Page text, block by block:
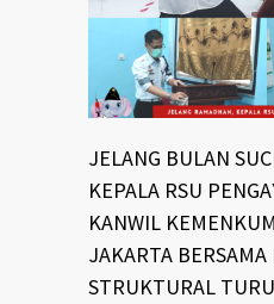
JELANG BULAN
KEPALA RSU
KANWIL
JAKARTA
STRUKTURAL